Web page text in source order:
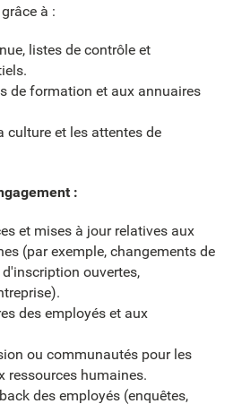
à :
listes de contrôle et
de formation et aux annuaires
culture et les attentes de
:
et mises à jour relatives aux
(par exemple, changements de
ouvertes,
des employés et aux
ou communautés pour les
ressources humaines.
des employés (enquêtes,